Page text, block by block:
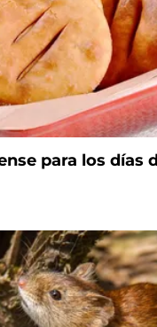
para los días